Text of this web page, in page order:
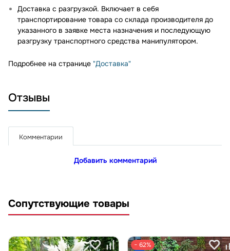
Доставка с разгрузкой. Включает в себя
транспортирование товара со склада производителя до
указанного в заявке места назначения и последующую
разгрузку транспортного средства манипулятором.
Подробнее на странице "Доставка"
Отзывы
Комментарии
Добавить комментарий
Сопутствующие товары
− 62%